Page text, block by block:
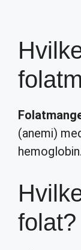
(anemi)
hemoglobin.
folat?